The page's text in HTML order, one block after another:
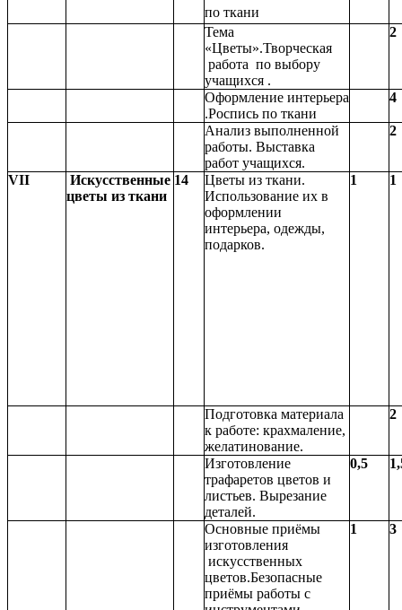
по ткани
Тема
«Цветы».Творческая
работа по выбору
учащихся .
2
Оформление интерьера
.Роспись по ткани
4
Анализ выполненной
работы. Выставка
работ учащихся.
2
VII
Искусственные
цветы из ткани
14
Цветы из ткани.
Использование их в
оформлении
интерьера, одежды,
подарков.
1 1
Подготовка материала
к работе: крахмаление,
желатинование.
2
Изготовление
трафаретов цветов и
листьев. Вырезание
деталей.
0,5
Основные приёмы
изготовления
искусственных
цветов.Безопасные
приёмы работы с
1 3